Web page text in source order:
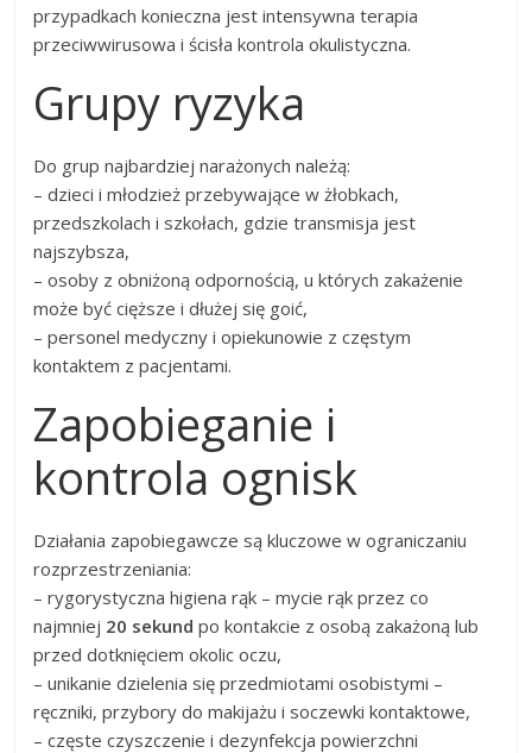
przypadkach konieczna jest intensywna terapia
przeciwwirusowa i ścisła kontrola okulistyczna.
Grupy ryzyka
Do grup najbardziej narażonych należą:
– dzieci i młodzież przebywające w żłobkach,
przedszkolach i szkołach, gdzie transmisja jest
najszybsza,
– osoby z obniżoną odpornością, u których zakażenie
może być cięższe i dłużej się goić,
– personel medyczny i opiekunowie z częstym
kontaktem z pacjentami.
Zapobieganie i
kontrola ognisk
Działania zapobiegawcze są kluczowe w ograniczaniu
rozprzestrzeniania:
– rygorystyczna higiena rąk – mycie rąk przez co
najmniej 20 sekund po kontakcie z osobą zakażoną lub
przed dotknięciem okolic oczu,
– unikanie dzielenia się przedmiotami osobistymi –
ręczniki, przybory do makijażu i soczewki kontaktowe,
– częste czyszczenie i dezynfekcja powierzchni